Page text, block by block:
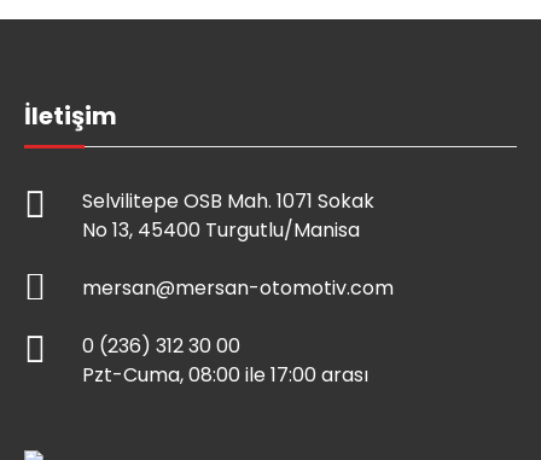
İletişim
Selvilitepe OSB Mah. 1071 Sokak
No 13, 45400 Turgutlu/Manisa
mersan@mersan-otomotiv.com
0 (236) 312 30 00
Pzt-Cuma, 08:00 ile 17:00 arası